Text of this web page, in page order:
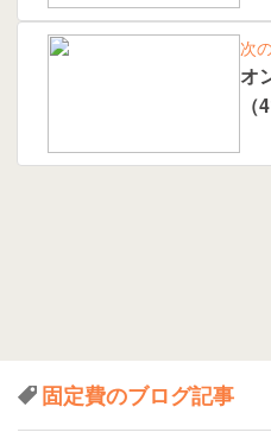
次
オ
固定費のブログ記事